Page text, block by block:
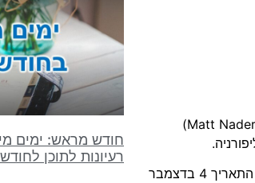
יום העוגיות הוא מועד בינלאומי אשר נחגג לראשונה בפועל בשנת 1987 ביוזמת מאט נאדר (Matt Nader)
בראיון ללוס אנג'לס טיימס בשנת 1987. התאריך 4 בדצמבר
חודש מראש: ימים
רעיונות לתוכן